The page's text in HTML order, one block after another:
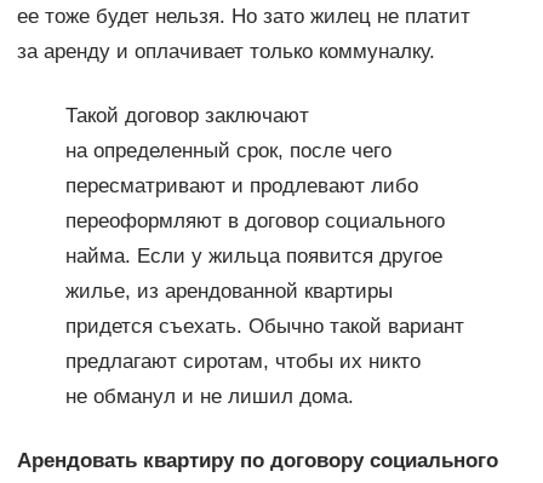
ее тоже будет нельзя. Но зато жилец не платит
за аренду и оплачивает только коммуналку.
Такой договор заключают
на определенный срок, после чего
пересматривают и продлевают либо
переоформляют в договор социального
найма. Если у жильца появится другое
жилье, из арендованной квартиры
придется съехать. Обычно такой вариант
предлагают сиротам, чтобы их никто
не обманул и не лишил дома.
Арендовать квартиру по договору социального